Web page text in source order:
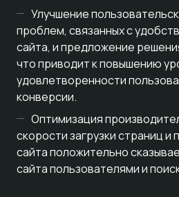
Улучшение
проблем, связанных с
сайта, и предложение
что приводит к повышению
удовлетворенности
конверсии.
Оптимизация
скорости загрузки страниц
сайта положительно
сайта пользователями и